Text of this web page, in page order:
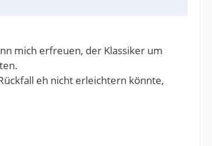
mich erfreuen, der Klassiker um
eh nicht erleichtern könnte,